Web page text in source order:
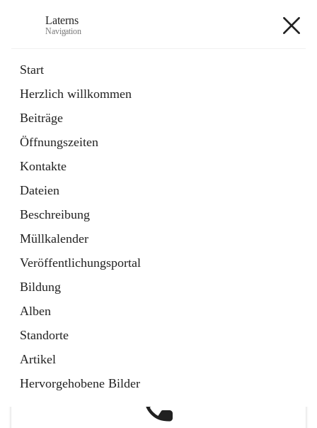
Laterns
Navigation
Start
Herzlich willkommen
Beiträge
Öffnungszeiten
Kontakte
Dateien
Beschreibung
Müllkalender
Veröffentlichungsportal
Bildung
Alben
Standorte
Artikel
Hervorgehobene Bilder
11 Schnellzugriffe
Soziales
1 Schnellzugriff